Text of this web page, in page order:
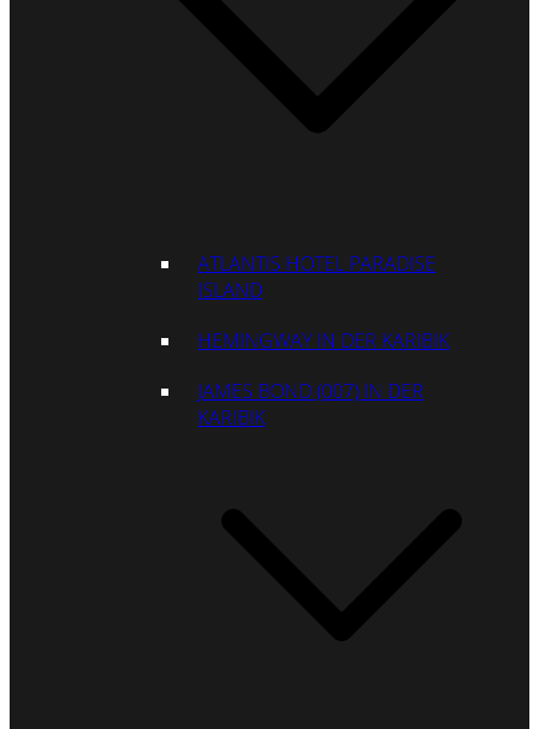
ATLANTIS HOTEL PARADISE
ISLAND
HEMINGWAY IN DER KARIBIK
JAMES BOND (007) IN DER
KARIBIK